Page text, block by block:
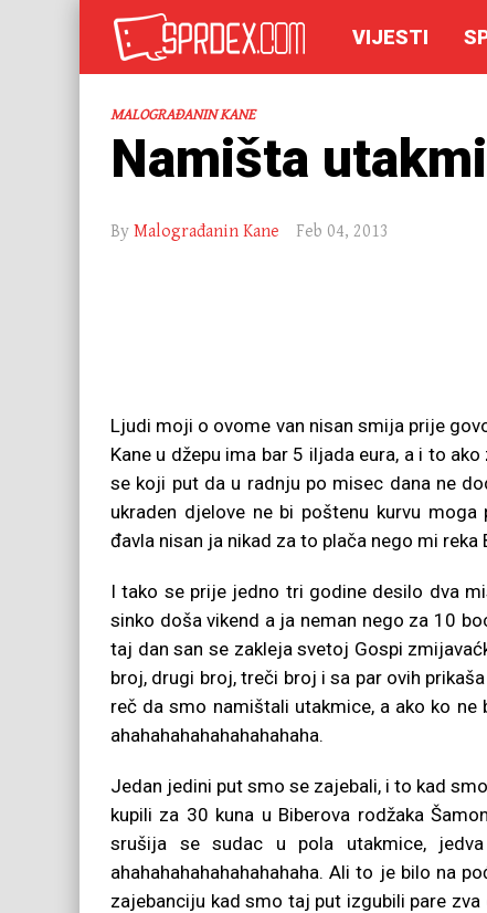
VIJESTI
MALOGRAĐANIN KANE
Namišta
By Malograđanin Kane Feb 04, 2013
Ljudi moji o ovome van nisan smija prije
Kane u džepu ima bar 5 iljada eura, a i to
se koji put da u radnju po misec dana ne
ukraden djelove ne bi poštenu kurvu moga
đavla nisan ja nikad za to plača nego mi reka
I tako se prije jedno tri godine desilo dva
sinko doša vikend a ja neman nego za 10
taj dan san se zakleja svetoj Gospi
broj, drugi broj, treči broj i sa par ovih
reč da smo namištali utakmice, a ako ko
ahahahahahahahahahaha.
Jedan jedini put smo se zajebali, i to kad
kupili za 30 kuna u Biberova rodžaka
srušija se sudac u pola utakmice,
ahahahahahahahahahaha. Ali to je bilo na
zajebanciju kad smo taj put izgubili pare